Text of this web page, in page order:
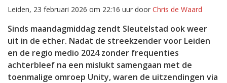
Leiden, 23 februari 2026 om 22:16 uur door Chris de Waard
Sinds maandagmiddag zendt Sleutelstad ook weer
uit in de ether. Nadat de streekzender voor Leiden
en de regio medio 2024 zonder frequenties
achterbleef na een mislukt samengaan met de
toenmalige omroep Unity, waren de uitzendingen via